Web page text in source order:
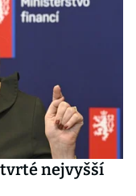
nejvyšší